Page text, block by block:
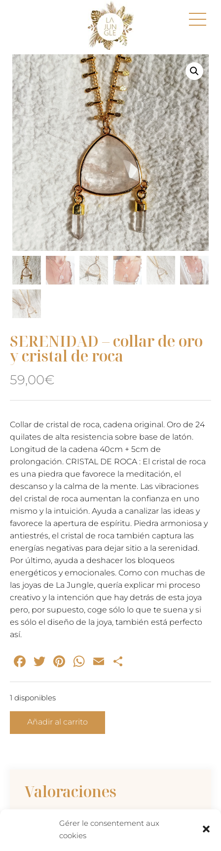
Gérer le consentement aux
cookies
SERENIDAD – collar de oro
y cristal de roca
59,00€
Collar de cristal de roca, cadena original. Oro de 24
quilates de alta resistencia sobre base de latón.
Longitud de la cadena 40cm + 5cm de
prolongación. CRISTAL DE ROCA : El cristal de roca
es una piedra que favorece la meditación, el
descanso y la calma de la mente. Las vibraciones
del cristal de roca aumentan la confianza en uno
mismo y la intuición. Ayuda a canalizar las ideas y
favorece la apertura de espíritu. Piedra armoniosa y
antiestrés, el cristal de roca también captura las
energías negativas para dejar sitio a la serenidad.
Por último, ayuda a deshacer los bloqueos
energéticos y emocionales. Como con muchas de
las joyas de La Jungle, quería explicar mi proceso
creativo y la intención que hay detrás de esta joya
pero, por supuesto, coge sólo lo que te suena y si
es sólo el diseño de la joya, también está perfecto
así.
Facebook
Twitter
Pinterest
WhatsApp
Email
1 disponibles
cristal
Añadir al carrito
Valoraciones
No hay valoraciones aún.